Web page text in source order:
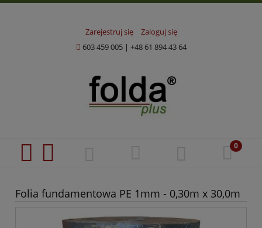
Zarejestruj się
Zaloguj się
603 459 005| +48 61 894 43 64
Folia fundamentowa PE 1mm - 0,30m x 30,0m